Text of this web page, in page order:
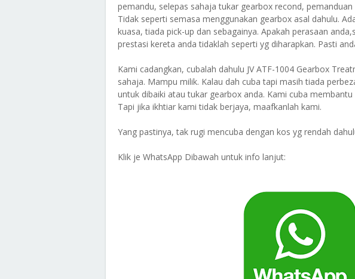
pemandu, selepas sahaja tukar gearbox recond,
Tidak seperti semasa menggunakan gearbox asal dahulu.
kuasa, tiada pick-up dan sebagainya. Apakah perasaan
prestasi kereta anda tidaklah seperti yg diharapkan. Pasti
Kami cadangkan, cubalah dahulu JV ATF-1004 Gearbox
sahaja. Mampu milik. Kalau dah cuba tapi masih tiada
untuk dibaiki atau tukar gearbox anda. Kami cuba
Tapi jika ikhtiar kami tidak berjaya, maafkanlah kami.
Yang pastinya, tak rugi mencuba dengan kos yg rendah
Klik je WhatsApp Dibawah untuk info lanjut: